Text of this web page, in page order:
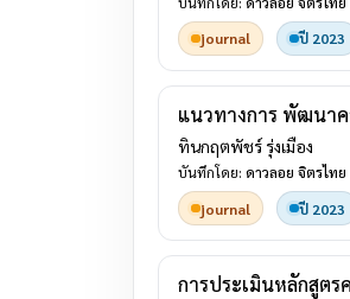
journal
ปี 2023
แนวทางการ พัฒนา
ทินกฤตพัชร์ รุ่งเมือง
บันทึกโดย: ดาวลอย จิตรไทย
journal
ปี 2023
การประเมินหลักสูต